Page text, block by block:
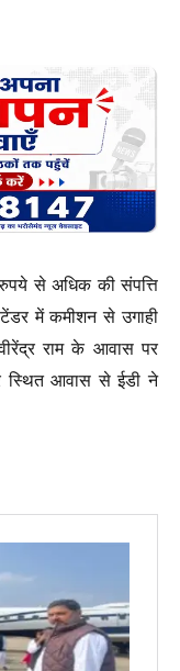
से अधिक की संपत्ति
टेंडर में कमीशन से उगाही
राम के आवास पर
स्थित आवास से ईडी ने